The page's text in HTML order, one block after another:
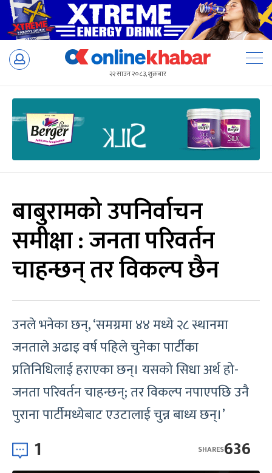
Skip
२२ साउन २०८३, शुक्रबार
बाबुरामको उपनिर्वाचन
समीक्षा : जनता परिवर्तन
चाहन्छन् तर विकल्प छैन
उनले भनेका छन्, ‘समग्रमा ४४ मध्ये २८ स्थानमा
जनताले अढाइ वर्ष पहिले चुनेका पार्टीका
प्रतिनिधिलाई हराएका छन्। यसको सिधा अर्थ हो-
जनता परिवर्तन चाहन्छन्; तर विकल्प नपाएपछि उनै
पुराना पार्टीमध्येबाट एउटालाई चुन्न बाध्य छन्।’
1 636
SHARES